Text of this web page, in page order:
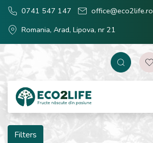
0741 547 147
office@eco2life.ro
Romania, Arad, Lipova, nr 21
Filters